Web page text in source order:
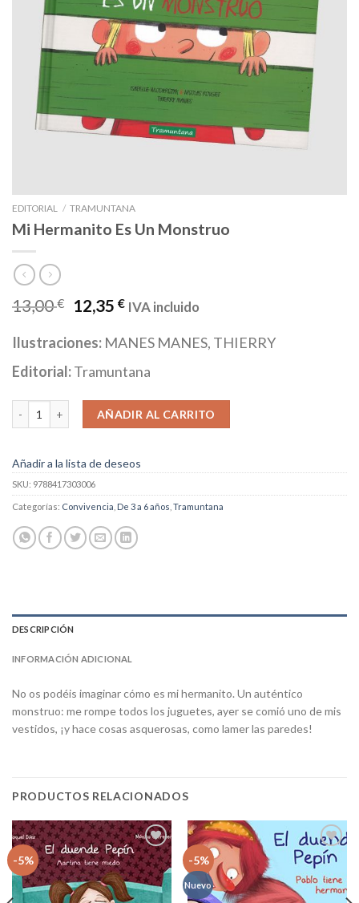
EDITORIAL / TRAMUNTANA
Mi Hermanito Es Un Monstruo
13,00€ 12,35€ IVA incluido
Ilustraciones: MANES MANES, THIERRY
Editorial:Tramuntana
Mi Hermanito Es Un Monstruo cantidad
AÑADIR AL CARRITO
Añadir a la lista de deseos
SKU: 9788417303006
Categorías: Convivencia De 3 a 6 años Tramuntana
DESCRIPCIÓN
INFORMACIÓN ADICIONAL
No os podéis imaginar cómo es mi hermanito. Un auténtico
monstruo: me rompe todos los juguetes, ayer se comió uno de mis
vestidos, ¡y hace cosas asquerosas, como lamer las paredes!
PRODUCTOS RELACIONADOS
-5%
Añadir
a la
lista
de
-5%
Nuevo
Añadir
a la
lista
de
deseos